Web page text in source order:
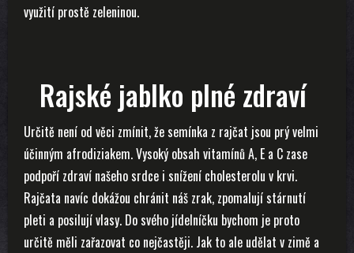
využití prostě zeleninou.
Rajské jablko plné zdraví
Určitě není od věci zmínit, že semínka z rajčat jsou prý velmi
účinným afrodiziakem. Vysoký obsah vitamínů A, E a C zase
podpoří zdraví našeho srdce i snížení cholesterolu v krvi.
Rajčata navíc dokážou chránit náš zrak, zpomalují stárnutí
pleti a posilují vlasy. Do svého jídelníčku bychom je proto
určitě měli zařazovat co nejčastěji. Jak to ale udělat v zimě a